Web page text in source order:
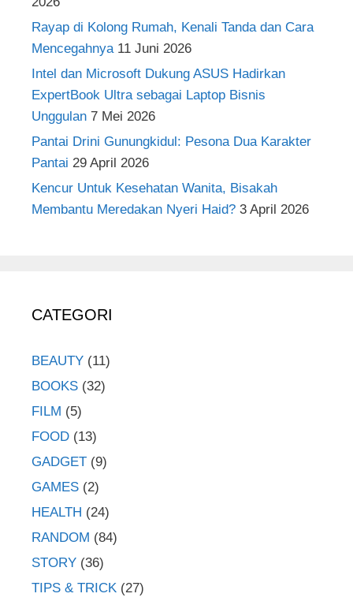
Rayap di Kolong Rumah, Kenali Tanda dan Cara
Mencegahnya 11 Juni 2026
Intel dan Microsoft Dukung ASUS Hadirkan
ExpertBook Ultra sebagai Laptop Bisnis
Unggulan 7 Mei 2026
Pantai Drini Gunungkidul: Pesona Dua Karakter
Pantai 29 April 2026
Kencur Untuk Kesehatan Wanita, Bisakah
Membantu Meredakan Nyeri Haid? 3 April 2026
CATEGORI
BEAUTY (11)
BOOKS (32)
FILM (5)
FOOD (13)
GADGET (9)
GAMES (2)
HEALTH (24)
RANDOM (84)
STORY (36)
TIPS & TRICK (27)